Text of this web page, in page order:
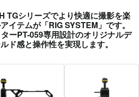
TGシリーズでより快適に撮影を楽
イテムが「RIG SYSTEM」です。
ーPT-059専用設計のオリジナルデ
ド感と操作性を実現します。